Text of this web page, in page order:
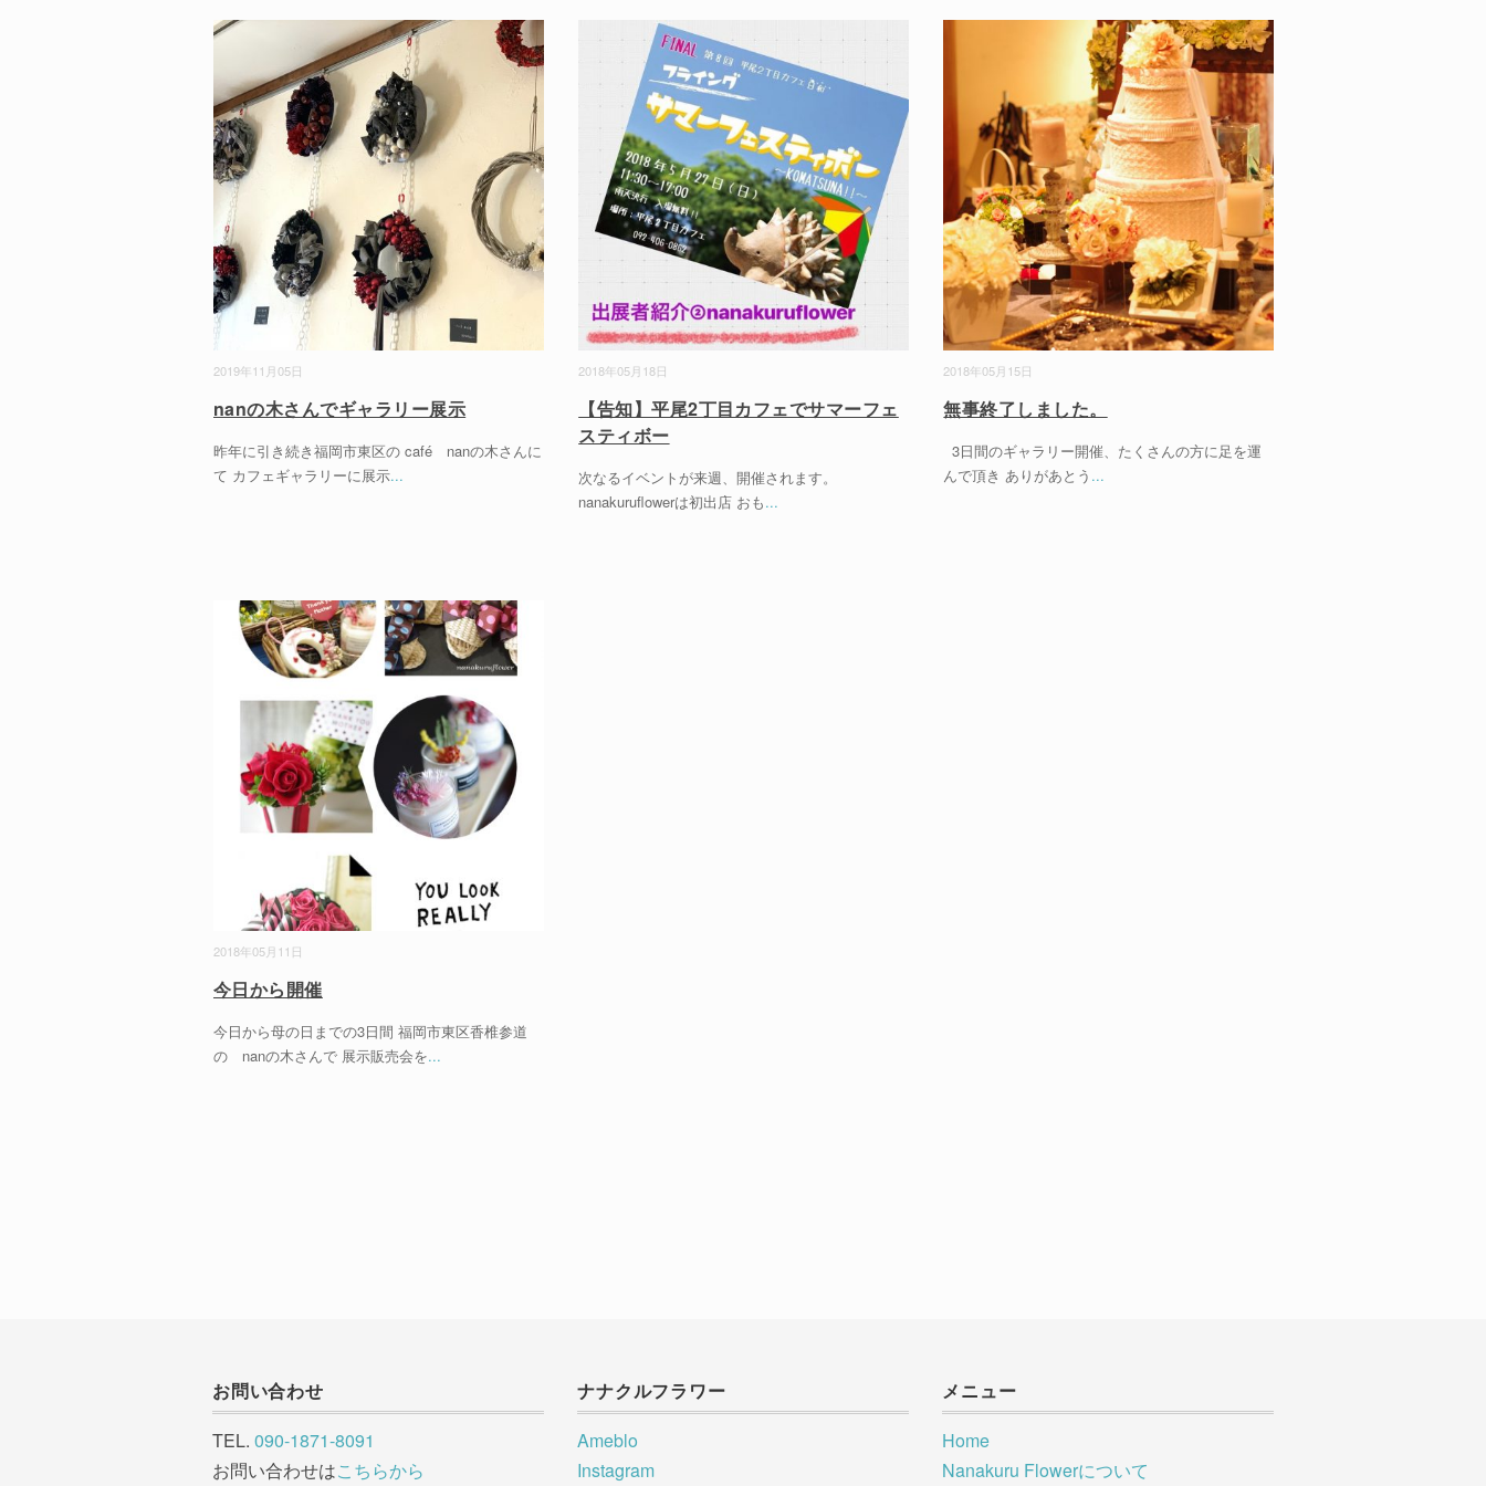
2019年11月05日
nanの木さんでギャラリー展示
昨年に引き続き福岡市東区の café nanの木さんに
て カフェギャラリーに展示...
2018年05月18日
【告知】平尾2丁目カフェでサマーフェ
スティボー
次なるイベントが来週、開催されます。
nanakuruflowerは初出店 おも...
2018年05月15日
無事終了しました。
3日間のギャラリー開催、たくさんの方に足を運
んで頂き ありがあとう ...
2018年05月11日
今日から開催
今日から母の日までの3日間 福岡市東区香椎参道
の nanの木さんで 展示販売会を...
お問い合わせ
TEL. 090-1871-8091
お問い合わせはこちらから
ナナクルフラワー
Ameblo
Instagram
メニュー
Home
Nanakuru Flowerについて